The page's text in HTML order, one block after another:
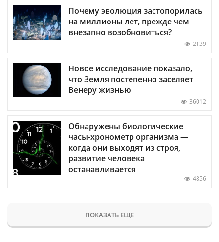
Почему эволюция застопорилась
на миллионы лет, прежде чем
внезапно возобновиться?
2139
Новое исследование показало,
что Земля постепенно заселяет
Венеру жизнью
36012
Обнаружены биологические
часы-хронометр организма —
когда они выходят из строя,
развитие человека
останавливается
4856
ПОКАЗАТЬ ЕЩЕ